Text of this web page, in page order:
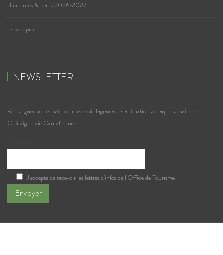
Brochures & plans 2026-2027
Espace pro
NEWSLETTER
Renseignez votre mail pour recevoir l'agenda des animations chaque semaine en
Châtaigneraie Cantalienne
J'accepte de recevoir les lettres d'infos de l'Office de Tourisme